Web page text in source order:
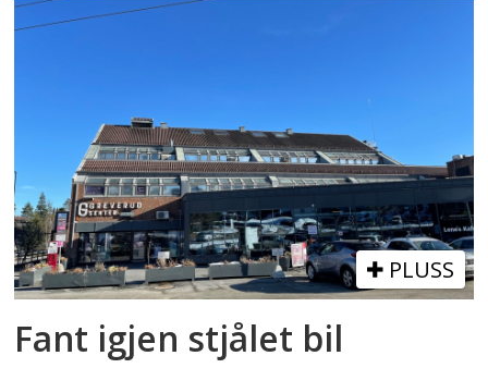
PLUSS
Fant igjen stjålet bil